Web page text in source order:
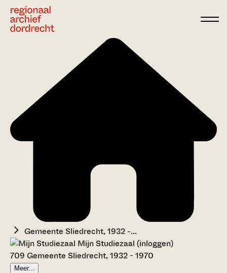
Gemeente Sliedrecht, 1932 -...
Mijn Studiezaal (inloggen)
709 Gemeente Sliedrecht, 1932 - 1970
Meer...